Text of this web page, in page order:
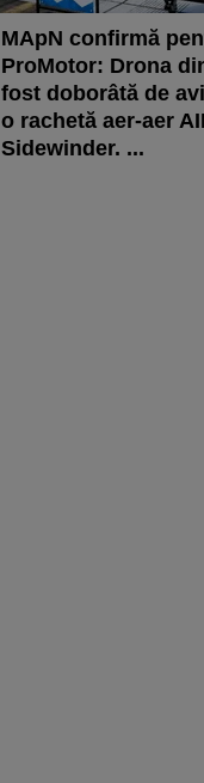
MApN confirmă
ProMotor: Drona
fost doborâtă de
o rachetă aer-aer
Sidewinder. ...